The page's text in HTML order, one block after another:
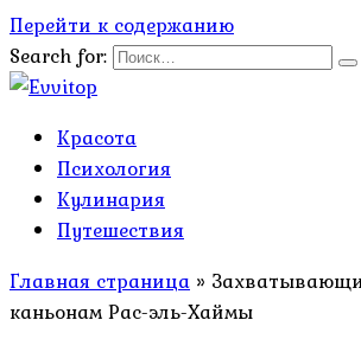
Перейти к содержанию
Search for:
Красота
Психология
Кулинария
Путешествия
Главная страница »
каньонам Рас-эль-Хаймы